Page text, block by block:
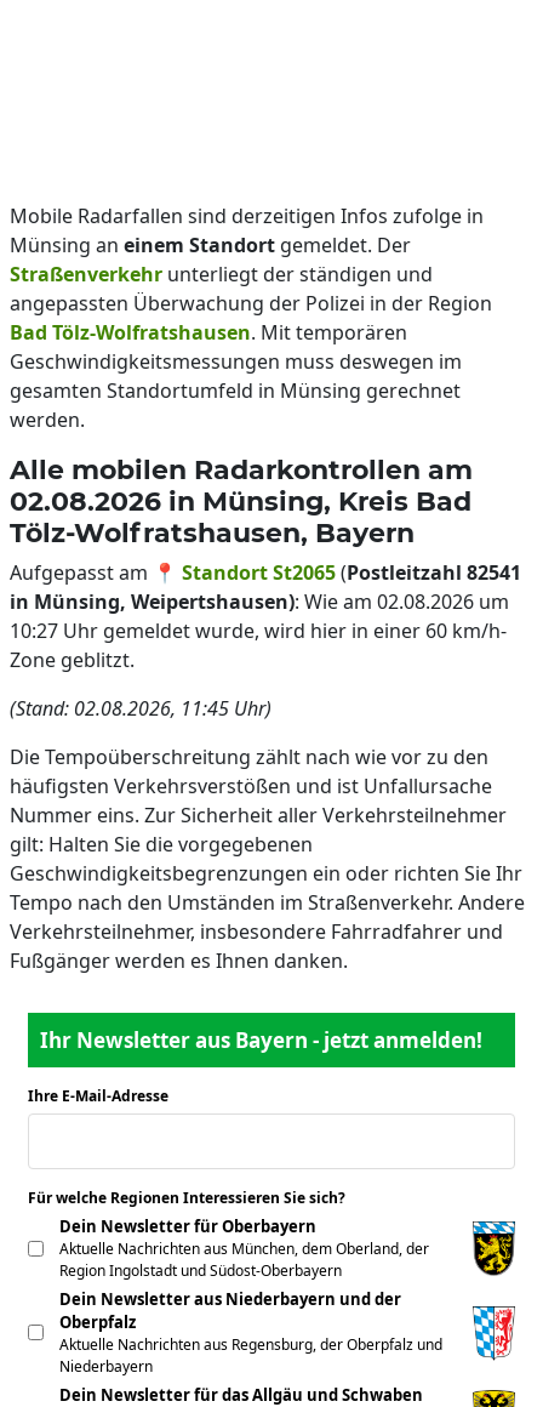
Mobile Radarfallen sind derzeitigen Infos zufolge in
Münsing an einem Standort gemeldet. Der
Straßenverkehr unterliegt der ständigen und
angepassten Überwachung der Polizei in der Region
Bad Tölz-Wolfratshausen. Mit temporären
Geschwindigkeitsmessungen muss deswegen im
gesamten Standortumfeld in Münsing gerechnet
werden.
Alle mobilen Radarkontrollen am
02.08.2026 in Münsing, Kreis Bad
Tölz-Wolfratshausen, Bayern
Aufgepasst am 📍 Standort St2065(Postleitzahl 82541
in Münsing, Weipertshausen): Wie am 02.08.2026 um
10:27 Uhr gemeldet wurde, wird hier in einer 60 km/h-
Zone geblitzt.
(Stand: 02.08.2026, 11:45 Uhr)
Die Tempoüberschreitung zählt nach wie vor zu den
häufigsten Verkehrsverstößen und ist Unfallursache
Nummer eins. Zur Sicherheit aller Verkehrsteilnehmer
gilt: Halten Sie die vorgegebenen
Geschwindigkeitsbegrenzungen ein oder richten Sie Ihr
Tempo nach den Umständen im Straßenverkehr. Andere
Verkehrsteilnehmer, insbesondere Fahrradfahrer und
Fußgänger werden es Ihnen danken.
Ihr Newsletter aus Bayern - jetzt anmelden!
Ihre E-Mail-Adresse
Für welche Regionen Interessieren Sie sich?
Dein Newsletter für Oberbayern
Aktuelle Nachrichten aus München, dem Oberland, der
Region Ingolstadt und Südost-Oberbayern
Dein Newsletter aus Niederbayern und der
Oberpfalz
Aktuelle Nachrichten aus Regensburg, der Oberpfalz und
Niederbayern
Dein Newsletter für das Allgäu und Schwaben